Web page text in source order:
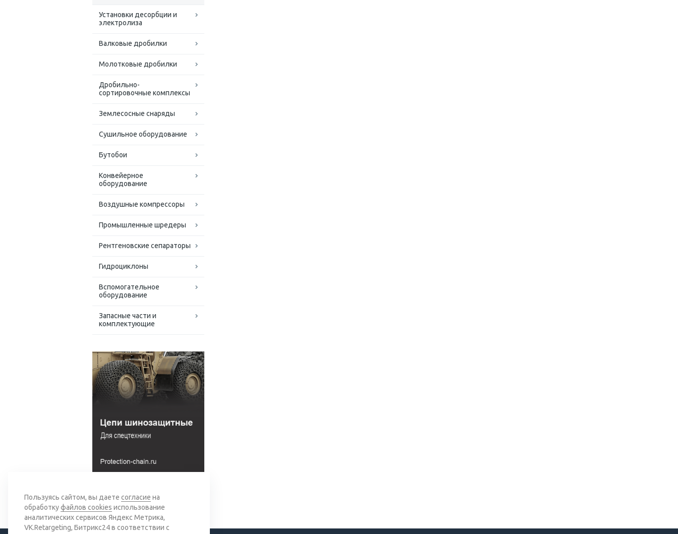
Установки десорбции и
электролиза
Валковые дробилки
Молотковые дробилки
Дробильно-
сортировочные комплексы
Землесосные снаряды
Сушильное оборудование
Бутобои
Конвейерное
оборудование
Воздушные компрессоры
Промышленные шредеры
Рентгеновские сепараторы
Гидроциклоны
Вспомогательное
оборудование
Запасные части и
комплектующие
Вернуться к списку
Пользуясь сайтом, вы даете согласие на
обработкуфайлов cookies использование
аналитических сервисов Яндекс Метрика,
VK.Retargeting, Битрикс24 в соответствии с